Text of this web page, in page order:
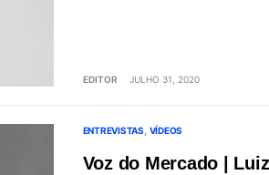
EDITOR JULHO 31, 2020
ENTREVISTAS VÍDEOS
Voz do Mercado |